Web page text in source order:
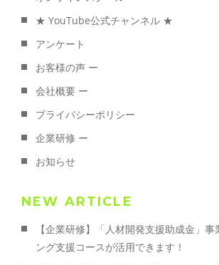
★ YouTube公式チャンネル ★
アンケート
お客様の声 ー
会社概要 ー
プライバシーポリシー
企業研修 ー
お知らせ
NEW ARTICLE
【企業研修】「人材開発支援助成金」事
ング支援コースが活用できます！